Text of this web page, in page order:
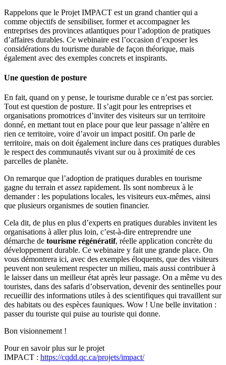
Rappelons que le Projet IMPACT est un grand chantier qui a
comme objectifs de sensibiliser, former et accompagner les
entreprises des provinces atlantiques pour l’adoption de pratiques
d’affaires durables. Ce webinaire est l’occasion d’exposer les
considérations du tourisme durable de façon théorique, mais
également avec des exemples concrets et inspirants.
Une question de posture
En fait, quand on y pense, le tourisme durable ce n’est pas sorcier.
Tout est question de posture. Il s’agit pour les entreprises et
organisations promotrices d’inviter des visiteurs sur un territoire
donné, en mettant tout en place pour que leur passage n’altère en
rien ce territoire, voire d’avoir un impact positif. On parle de
territoire, mais on doit également inclure dans ces pratiques durables
le respect des communautés vivant sur ou à proximité de ces
parcelles de planète.
On remarque que l’adoption de pratiques durables en tourisme
gagne du terrain et assez rapidement. Ils sont nombreux à le
demander : les populations locales, les visiteurs eux-mêmes, ainsi
que plusieurs organismes de soutien financier.
Cela dit, de plus en plus d’experts en pratiques durables invitent les
organisations à aller plus loin, c’est-à-dire entreprendre une
démarche de tourisme régénératif, réelle application concrète du
développement durable. Ce webinaire y fait une grande place. On
vous démontrera ici, avec des exemples éloquents, que des visiteurs
peuvent non seulement respecter un milieu, mais aussi contribuer à
le laisser dans un meilleur état après leur passage. On a même vu des
touristes, dans des safaris d’observation, devenir des sentinelles pour
recueillir des informations utiles à des scientifiques qui travaillent sur
des habitats ou des espèces fauniques. Wow ! Une belle invitation :
passer du touriste qui puise au touriste qui donne.
Bon visionnement !
Pour en savoir plus sur le projet
IMPACT : https://cqdd.qc.ca/projets/impact/